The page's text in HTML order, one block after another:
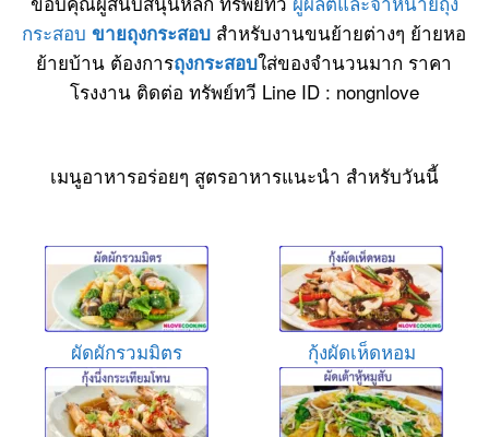
กระสอบ ขายถุงกระสอบ สำหรับงานขนย้ายต่างๆ ย้ายหอ
ย้ายบ้าน ต้องการถุงกระสอบใส่ของจำนวนมาก ราคา
โรงงาน ติดต่อ ทรัพย์ทวี Line ID : nongnlove
เมนูอาหารอร่อยๆ สูตรอาหารแนะนำ สำหรับวันนี้
ผัดผักรวมมิตร กุ้งผัดเห็ดหอม